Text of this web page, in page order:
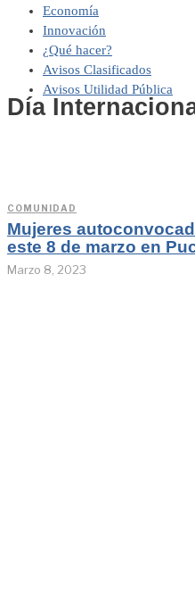
Economía
Innovación
¿Qué hacer?
Avisos Clasificados
Avisos Utilidad Pública
Día
COMUNIDAD
Mujeres
este 8 de marzo en
Marzo 8, 2023